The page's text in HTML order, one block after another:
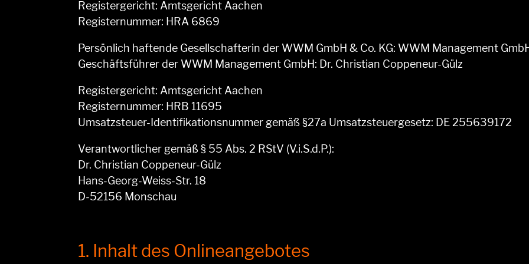
Registergericht: Amtsgericht Aachen
Registernummer: HRA 6869
Persönlich haftende Gesellschafterin der WWM GmbH & Co. KG: WWM Management
Geschäftsführer der WWM Management GmbH: Dr. Christian Coppeneur-Gülz
Registergericht: Amtsgericht Aachen
Registernummer: HRB 11695
Umsatzsteuer-Identifikationsnummer gemäß §27a Umsatzsteuergesetz: DE 255639172
Verantwortlicher gemäß § 55 Abs. 2 RStV (V.i.S.d.P.):
Dr. Christian Coppeneur-Gülz
Hans-Georg-Weiss-Str. 18
D-52156 Monschau
1. Inhalt des Onlineangebotes